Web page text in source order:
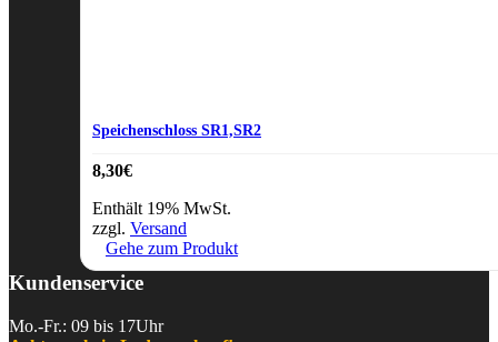
Speichenschloss SR1,SR2
8,30€
Enthält 19% MwSt.
zzgl. Versand
Gehe zum Produkt
Kundenservice
Mo.-Fr.: 09 bis 17Uhr